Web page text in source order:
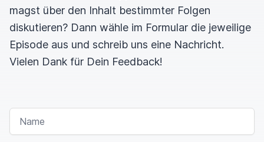
magst über den Inhalt bestimmter Folgen
diskutieren? Dann wähle im Formular die jeweilige
Episode aus und schreib uns eine Nachricht.
Vielen Dank für Dein Feedback!
NAME